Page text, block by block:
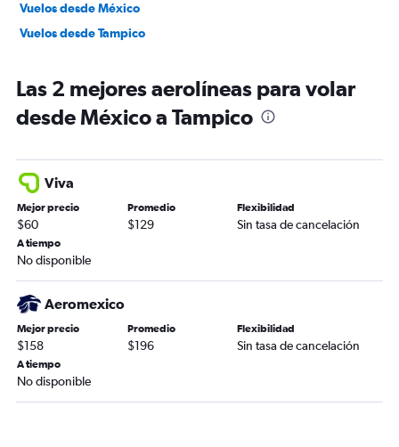
Vuelos desde México
Vuelos desde Tampico
Las 2 mejores aerolíneas para volar
desde México a Tampico
Viva
Mejor precio
$60
Promedio
$129
Flexibilidad
Sin tasa de cancelación
A tiempo
No disponible
Aeromexico
Mejor precio
$158
Promedio
$196
Flexibilidad
Sin tasa de cancelación
A tiempo
No disponible